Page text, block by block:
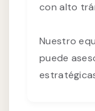
con alto
Nuestro
puede